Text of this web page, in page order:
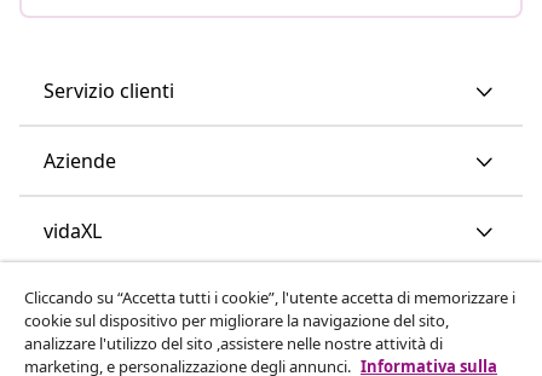
Servizio clienti
Aziende
vidaXL
Scopri di più
Cliccando su “Accetta tutti i cookie”, l'utente accetta di memorizzare i
cookie sul dispositivo per migliorare la navigazione del sito,
analizzare l'utilizzo del sito ,assistere nelle nostre attività di
marketing, e personalizzazione degli annunci. Informativa sulla